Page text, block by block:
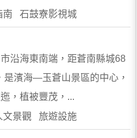
石鼓寮影視城
沿海東南端，距蒼南縣城68
濱海—玉蒼山景區的中心，
，植被豐茂，...
景觀 旅遊設施